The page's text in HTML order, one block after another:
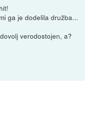
ga je dodelila družba...
verodostojen, a?